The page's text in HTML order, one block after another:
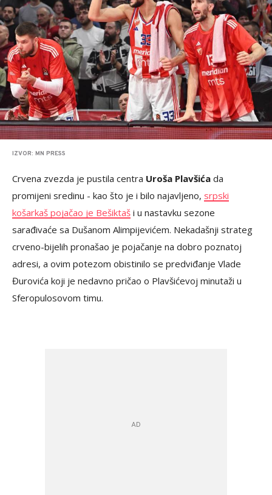
IZVOR: MN PRESS
Crvena zvezda je pustila centra Uroša Plavšića da
promijeni sredinu - kao što je i bilo najavljeno, srpski
košarkaš pojačao je Bešiktaš i u nastavku sezone
sarađivaće sa Dušanom Alimpijevićem. Nekadašnji strateg
crveno-bijelih pronašao je pojačanje na dobro poznatoj
adresi, a ovim potezom obistinilo se predviđanje Vlade
Đurovića koji je nedavno pričao o Plavšićevoj minutaži u
Sferopulosovom timu.